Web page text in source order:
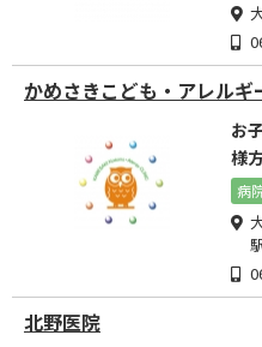
かめさきこども・アレルギ
お
様
病
北野医院